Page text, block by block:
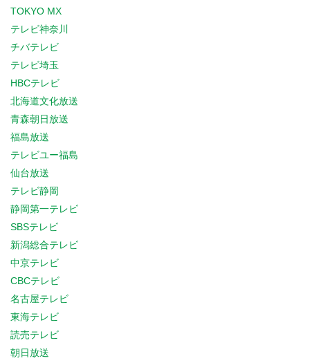
TOKYO MX
テレビ神奈川
チバテレビ
テレビ埼玉
HBCテレビ
北海道文化放送
青森朝日放送
福島放送
テレビユー福島
仙台放送
テレビ静岡
静岡第一テレビ
SBSテレビ
新潟総合テレビ
中京テレビ
CBCテレビ
名古屋テレビ
東海テレビ
読売テレビ
朝日放送